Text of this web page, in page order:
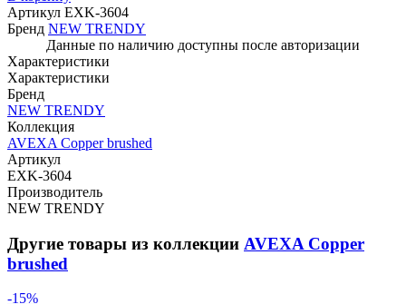
Артикул EXK-3604
Бренд NEW TRENDY
Данные по наличию доступны после авторизации
Характеристики
Характеристики
Бренд
NEW TRENDY
Коллекция
AVEXA Copper brushed
Артикул
EXK-3604
Производитель
NEW TRENDY
Другие товары из коллекции AVEXA Copper
brushed
-15%